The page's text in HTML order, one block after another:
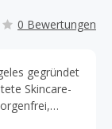
0 Bewertungen
gegründet
Skincare-